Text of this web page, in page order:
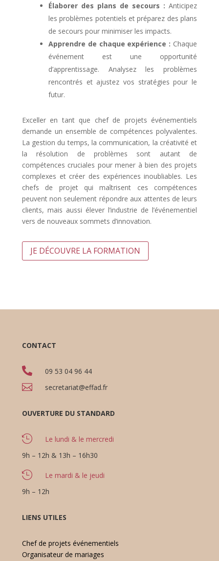
Élaborer des plans de secours : Anticipez
les problèmes potentiels et préparez des plans
de secours pour minimiser les impacts.
Apprendre de chaque expérience : Chaque
événement est une opportunité
d’apprentissage. Analysez les problèmes
rencontrés et ajustez vos stratégies pour le
futur.
Exceller en tant que chef de projets événementiels
demande un ensemble de compétences polyvalentes.
La gestion du temps, la communication, la créativité et
la résolution de problèmes sont autant de
compétences cruciales pour mener à bien des projets
complexes et créer des expériences inoubliables. Les
chefs de projet qui maîtrisent ces compétences
peuvent non seulement répondre aux attentes de leurs
clients, mais aussi élever l’industrie de l’événementiel
vers de nouveaux sommets d’innovation.
JE DÉCOUVRE LA FORMATION
CONTACT
 09 53 04 96 44
 secretariat@effad.fr
OUVERTURE DU STANDARD

Le lundi & le mercredi
9h – 12h & 13h – 16h30

Le mardi & le jeudi
9h – 12h
LIENS UTILES
Chef de projets événementiels
Organisateur de mariages